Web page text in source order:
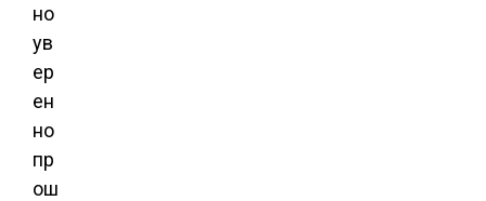
но
ув
ер
ен
но
пр
ош